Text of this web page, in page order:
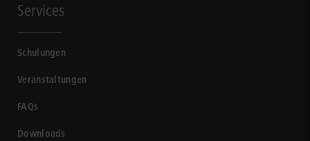
Services
Schulungen
Veranstaltungen
FAQs
Downloads